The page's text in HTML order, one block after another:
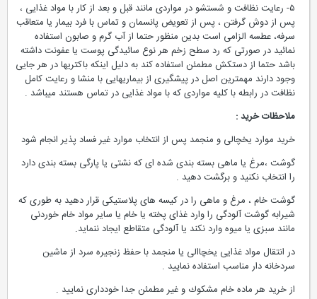
۵- رعایت نظافت و شستشو در مواردی مانند قبل و بعد از كار با مواد غذایی ،
پس از دوش گرفتن ، پس از تعویض پانسمان و تماس با فرد بیمار یا متعاقب
سرفه، عطسه الزامی است بدین منظور حتما از آب گرم و صابون استفاده
نمائید در صورتی كه رد سطح زخم هر نوع سائیدگی پوست یا عفونت داشته
باشد حتما از دستكش مطمئن استفاده كند به دلیل اینكه باكتریها در هر جایی
وجود دارند مهمترین اصل در پیشگیری از بیماریهایی با منشا و رعایت كامل
نظافت در رابطه با كلیه مواردی كه با مواد غذایی در تماس هستند میباشد .
ملاحظات خرید :
خرید موارد یخچالی و منجمد پس از انتخاب موارد غیر فساد پذیر انجام شود
گوشت ،‌مرغ یا ماهی بسته بندی شده ای كه نشتی یا پارگی بسته بندی دارد
را انتخاب نكنید و برگشت دهید .
گوشت خام ، مرغ و ماهی را در كیسه های پلاستیكی قرار دهید به طوری كه
شیرابه گوشت آلودگی را وارد غذای پخته یا خام یا سایر مواد خام خوردنی
مانند سبزی یا میوه وارد نكند یا آلودگی متقاطع ایجاد ننماید.
در انتقال مواد غذایی یخچاالی یا منجمد با حفظ زنجیره سرد از ماشین
سردخانه دار مناسب استفاده نمایید .
از خرید هر ماده خام مشكوك و غیر مطمئن جدا خودداری نمایید .